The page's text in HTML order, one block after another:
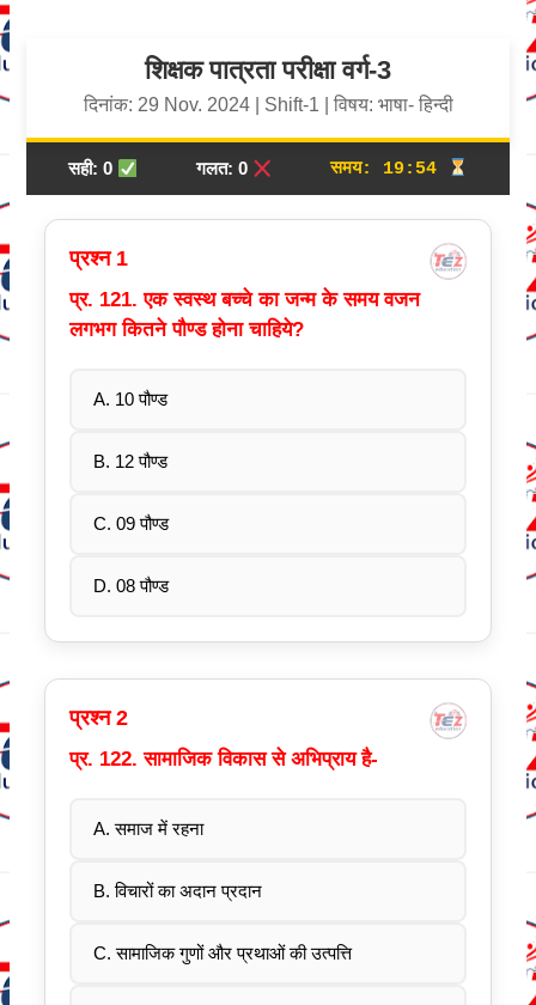
शिक्षक पात्रता परीक्षा वर्ग-3
दिनांक: 29 Nov. 2024 | Shift-1 | विषय: भाषा- हिन्दी
सही: 0 गलत: 0 समय: 19:53
प्रश्न 1
प्र. 121. एक स्वस्थ बच्चे का जन्म के समय वजन
लगभग कितने पौण्ड होना चाहिये?
A. 10 पौण्ड
B. 12 पौण्ड
C. 09 पौण्ड
D. 08 पौण्ड
प्रश्न 2
प्र. 122. सामाजिक विकास से अभिप्राय है-
A. समाज में रहना
B. विचारों का अदान प्रदान
C. सामाजिक गुणों और प्रथाओं की उत्पत्ति